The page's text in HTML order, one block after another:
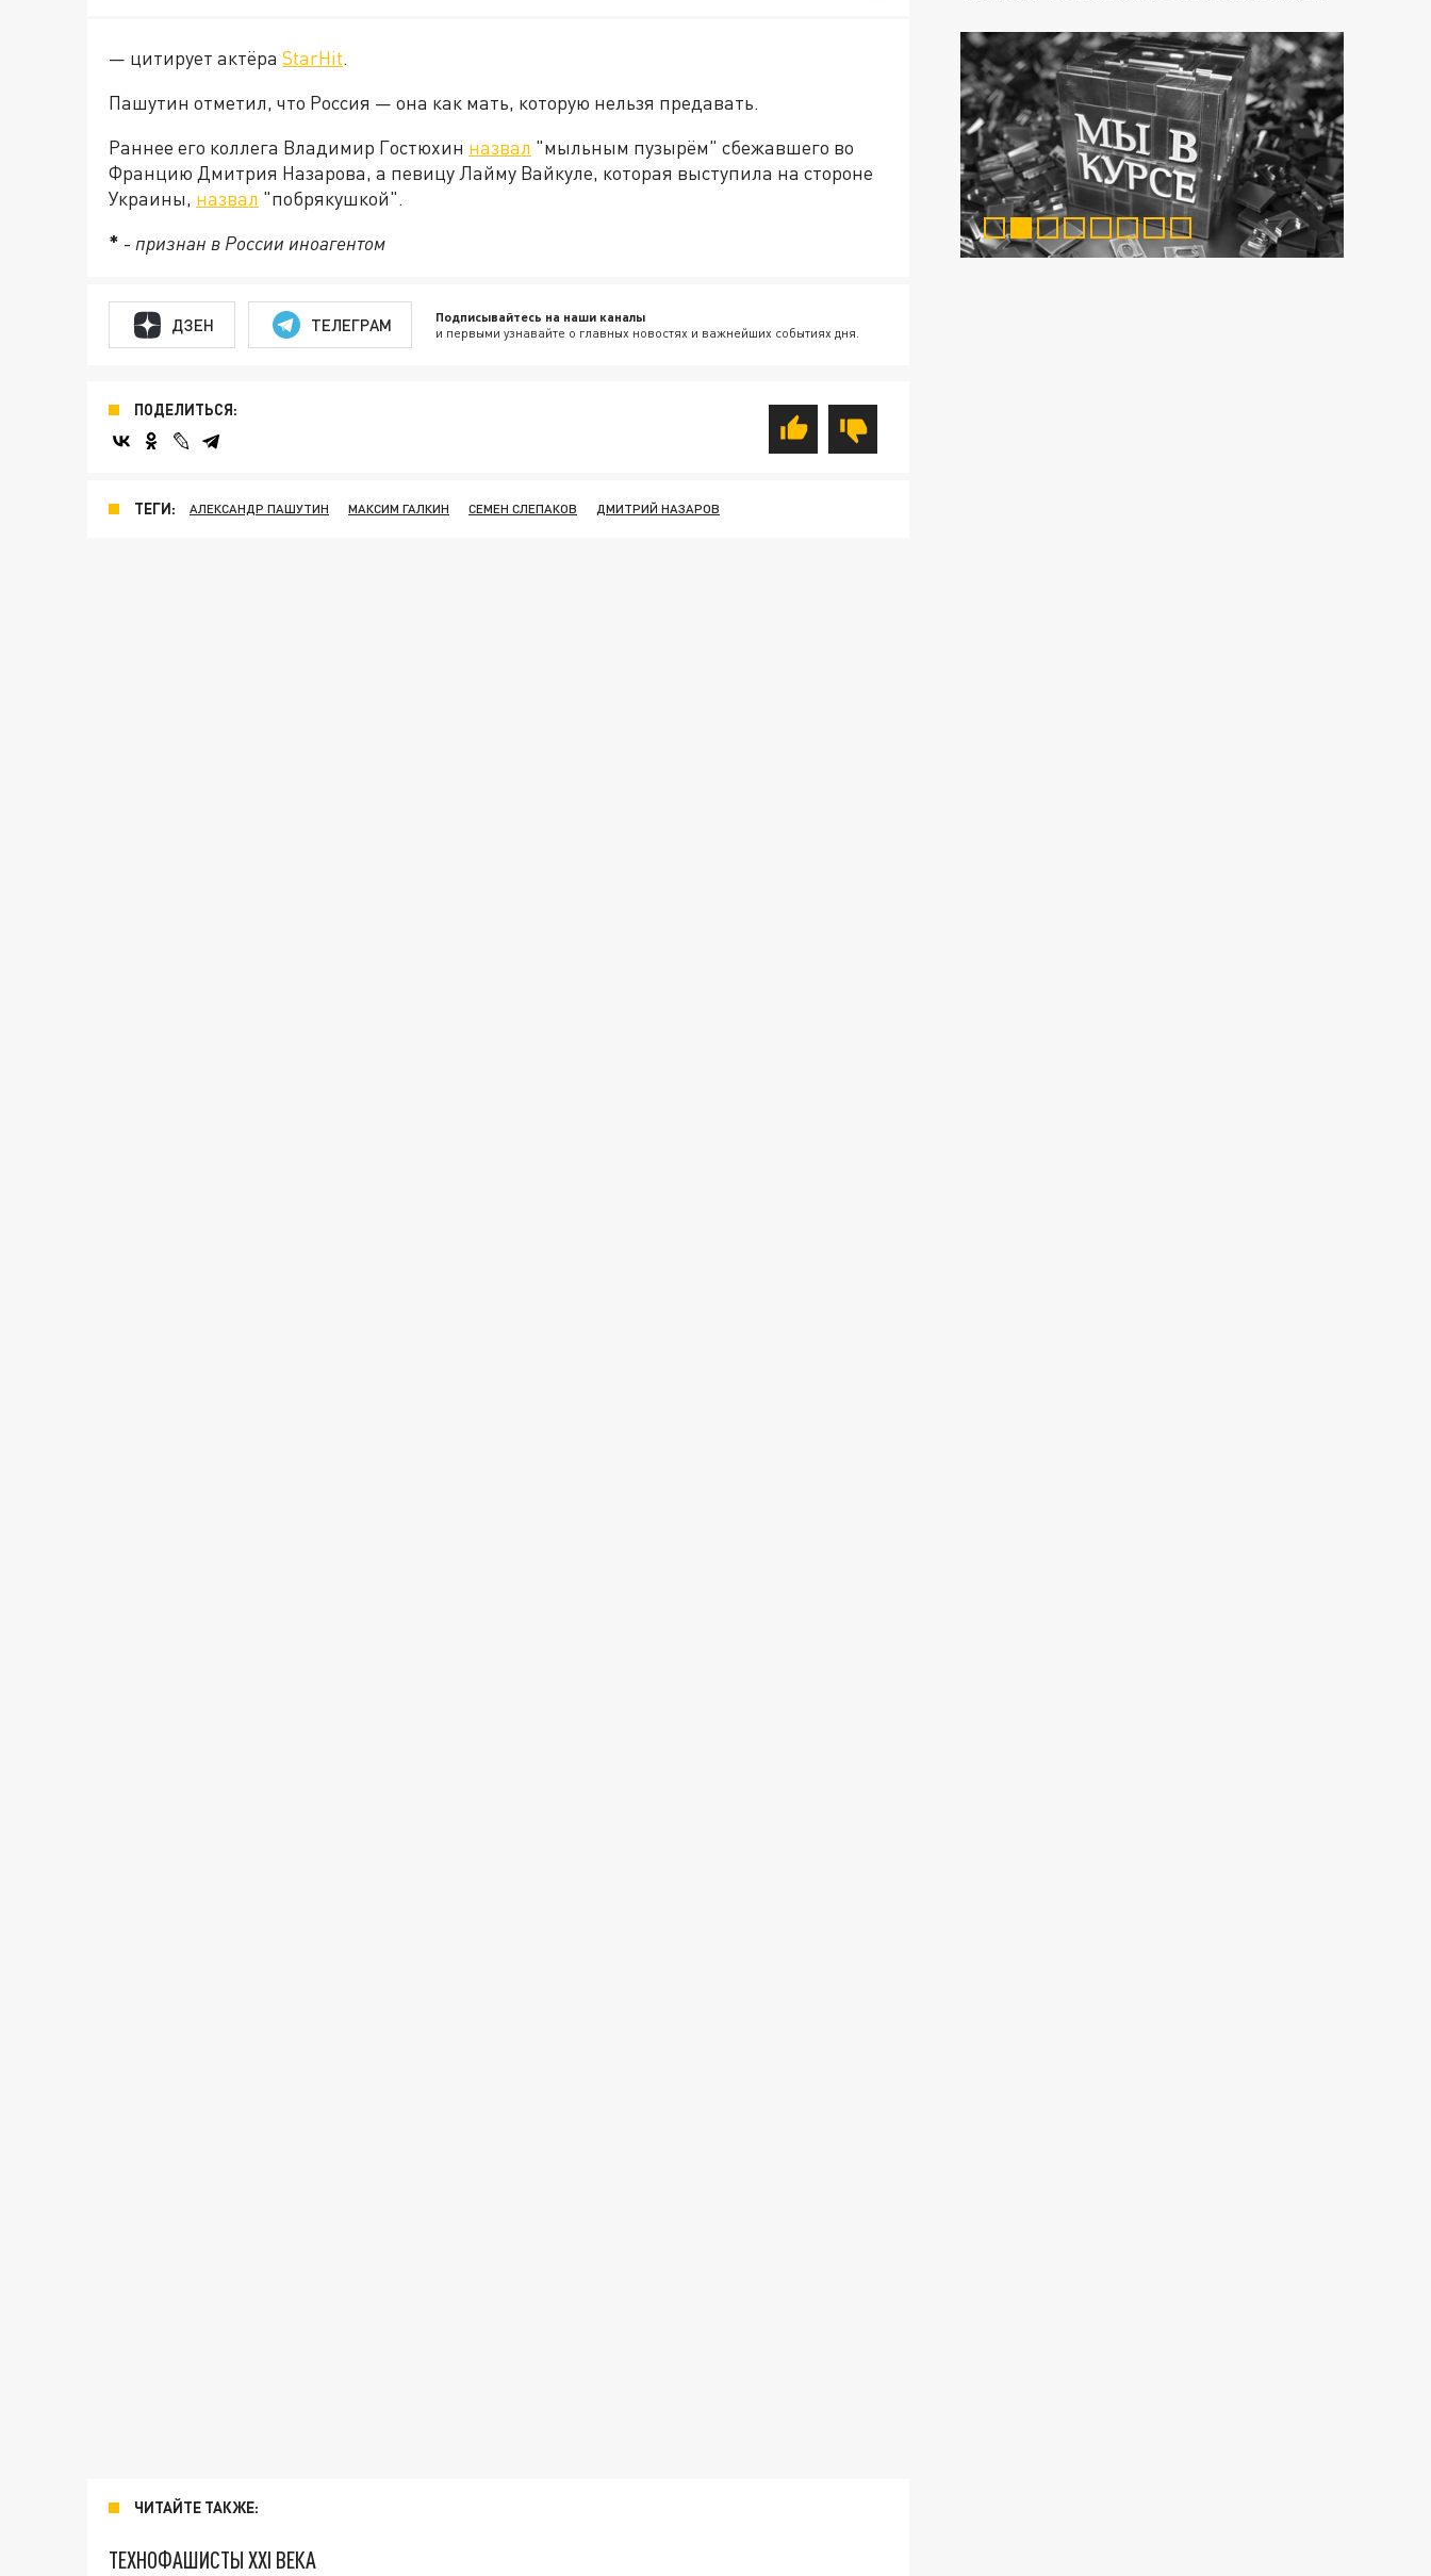
— цитирует актёра StarHit.
Пашутин отметил, что Россия — она как мать, которую нельзя предавать.
Раннее его коллега Владимир Гостюхин назвал "мыльным пузырём" сбежавшего во
Францию Дмитрия Назарова, а певицу Лайму Вайкуле, которая выступила на стороне
Украины, назвал "побрякушкой".
* - признан в России иноагентом
ДЗЕН ТЕЛЕГРАМ Подписывайтесь на наши каналы
и первыми узнавайте о главных новостях и важнейших событиях дня.
ПОДЕЛИТЬСЯ:
ТЕГИ: АЛЕКСАНДР ПАШУТИН МАКСИМ ГАЛКИН СЕМЕН СЛЕПАКОВ ДМИТРИЙ НАЗАРОВ
ЧИТАЙТЕ ТАКЖЕ:
ТЕХНОФАШИСТЫ XXI ВЕКА